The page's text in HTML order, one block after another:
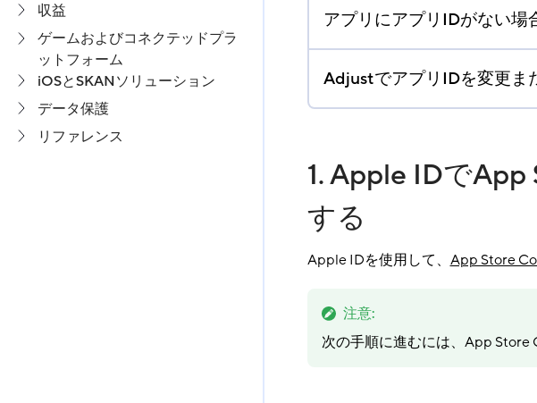
収益
ゲームおよびコネクテッドプラ
ットフォーム
iOSとSKANソリューション
データ保護
リファレンス
アプリにアプリIDがない場
AdjustでアプリIDを変更ま
1. Apple IDで
する
Apple IDを使用して、 App Store
注意:
次の手順に進むには、App Store